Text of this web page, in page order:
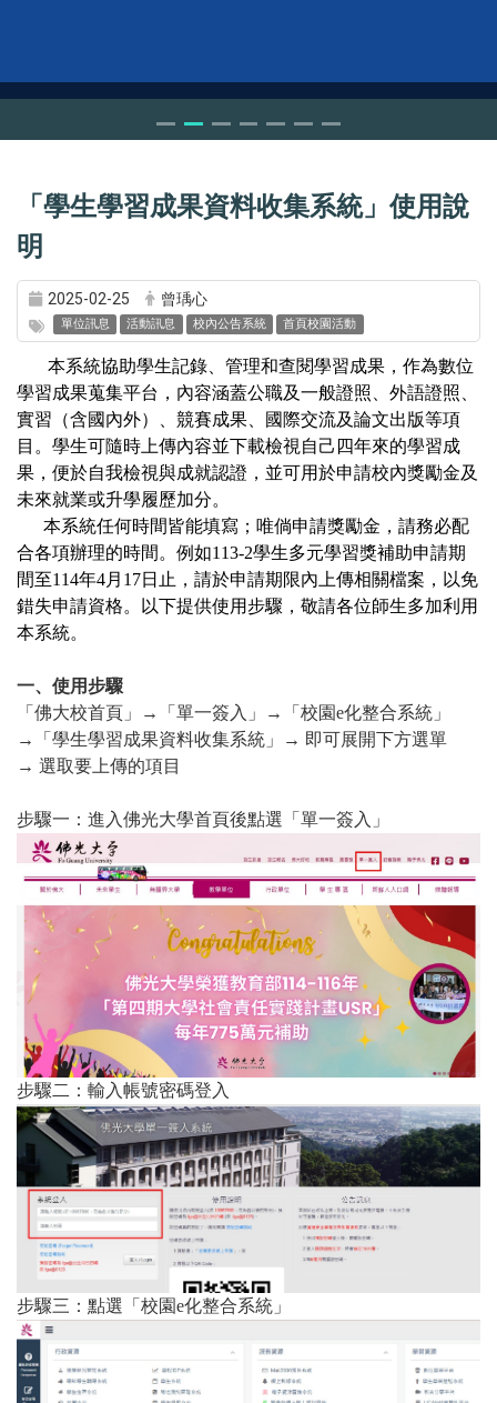
「學生學習成果資料收集系統」使用說
明
2025-02-25 曾瑀心
單位訊息 活動訊息 校內公告系統 首頁校園活動
本系統協助學生記錄、管理和查閱學習成果，作為數位
學習成果蒐集平台，內容涵蓋公職及一般證照、外語證照、
實習（含國內外）、競賽成果、國際交流及論文出版等項
目。學生可隨時上傳內容並下載檢視自己四年來的學習成
果，便於自我檢視與成就認證，並可用於申請校內獎勵金及
未來就業或升學履歷加分。
本系統任何時間皆能填寫；唯倘申請獎勵金，請務必配
合各項辦理的時間。例如113-2學生多元學習獎補助申請期
間至114年4月17日止，請於申請期限內上傳相關檔案，以免
錯失申請資格。以下提供使用步驟，敬請各位師生多加利用
本系統。
一、使用步驟
「佛大校首頁」→「單一簽入」
→
「校園e化整合系統」
→
「學生學習成果資料收集系統」 → 即可展開下方選單
→ 選取要上傳的項目
步驟一：進入佛光大學首頁後點選「單一簽入」
步驟二：輸入帳號密碼登入
步驟三：點選「校園e化整合系統」